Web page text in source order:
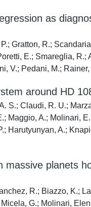
as
Gratton, R.;
E.; Smareglia, R.;
V.; Pedani, M.; Rainer,
around HD
S.; Claudi, R. U.;
A.; Molinari,
Harutyunyan, A.;
planets
R.; Biazzo, K.;
G.; Molinari,